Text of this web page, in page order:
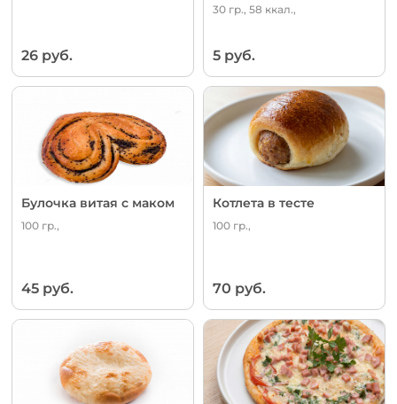
26 руб.
30 гр., 58 ккал.,
5 руб.
Булочка витая с маком
100 гр.,
45 руб.
Котлета в тесте
100 гр.,
70 руб.